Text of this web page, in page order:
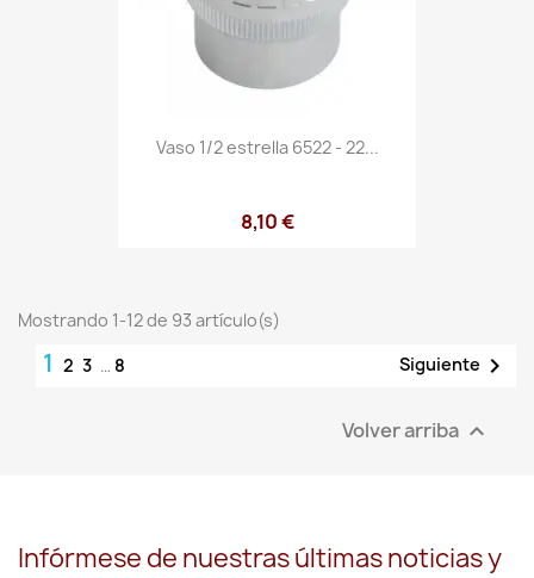
Vaso 1/2 estrella 6522 - 22...
8,10 €
Mostrando 1-12 de 93 artículo(s)
1 2 3 … 8 Siguiente 
Volver arriba 
Infórmese de nuestras últimas noticias y